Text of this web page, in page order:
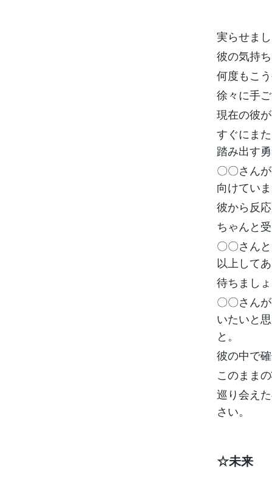
実らせま
彼の気持
何度もこ
徐々に手
現在の彼
すぐにま
踏み出す
〇〇さん
向けてい
彼から反
ちゃんと
〇〇さん
以上して
待ちまし
〇〇さん
いたいと
と。
彼の中で
このまま
巡り会え
さい。
☆未来